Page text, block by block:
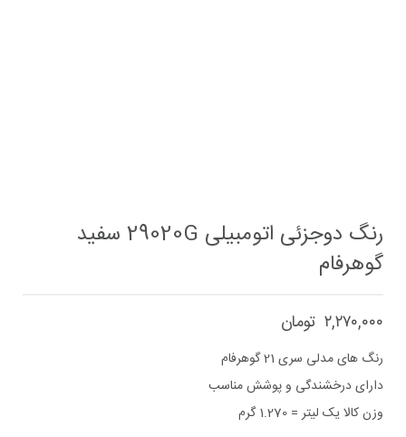
رنگ دوجزئی اتومبیلی 29020G سفید
گوهرفام
تومان ۲,۲۷۰,۰۰۰
رنگ های مدلی سری 21 گوهرفام
دارای درخشندگی و پوشش مناسب
وزن کالا یک لیتر = 1.270 گرم